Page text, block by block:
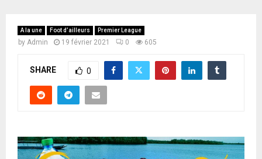
A la une Foot d’ailleurs Premier League
by Admin 19 février 2021 0 605
SHARE 0